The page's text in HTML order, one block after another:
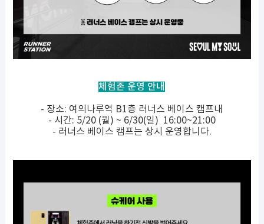
체험존 운영 안내
- 장소: 여의나루역 B1층 러너스 베이스 캠프내
- 시간: 5/20 (월) ~ 6/30(일) 16:00~21:00
- 러너스 베이스 캠프는 상시 운영합니다.